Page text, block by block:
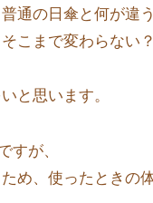
通の日傘と何が違う
こまで変わらない？
と思います。
すが、
め、使ったときの